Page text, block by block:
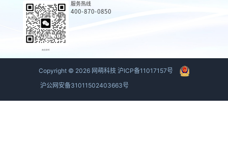
商务联系
服务热线
400-870-0850
Copyright © 2026 网萌科技 沪ICP备11017157号
沪公网安备31011502403663号